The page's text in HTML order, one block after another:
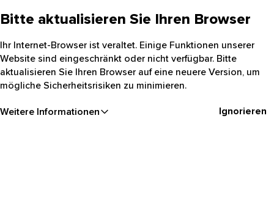
Bitte aktualisieren Sie Ihren Browser
Ihr Internet-Browser ist veraltet. Einige Funktionen unserer
Website sind eingeschränkt oder nicht verfügbar. Bitte
aktualisieren Sie Ihren Browser auf eine neuere Version, um
mögliche Sicherheitsrisiken zu minimieren.
Weitere Informationen Ignorieren